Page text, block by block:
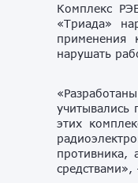
Комплекс
«Триада»
применения
нарушать
учитывались
этих
противника,